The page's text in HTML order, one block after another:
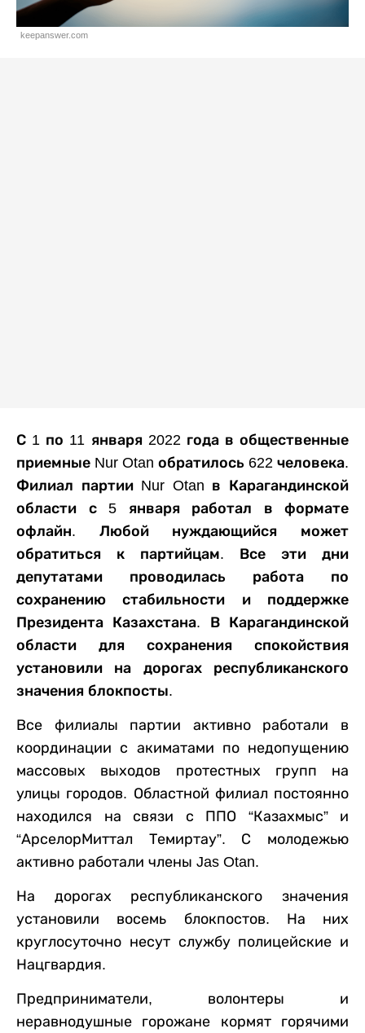
keepanswer.com
С 1 по 11 января 2022 года в общественные
приемные Nur Otan обратилось 622 человека.
Филиал партии Nur Otan в Карагандинской
области с 5 января работал в формате
офлайн. Любой нуждающийся может
обратиться к партийцам. Все эти дни
депутатами проводилась работа по
сохранению стабильности и поддержке
Президента Казахстана. В Карагандинской
области для сохранения спокойствия
установили на дорогах республиканского
значения блокпосты.
Все филиалы партии активно работали в
координации с акиматами по недопущению
массовых выходов протестных групп на
улицы городов. Областной филиал постоянно
находился на связи с ППО “Казахмыс” и
“АрселорМиттал Темиртау”. С молодежью
активно работали члены Jas Otan.
На дорогах республиканского значения
установили восемь блокпостов. На них
круглосуточно несут службу полицейские и
Нацгвардия.
Предприниматели, волонтеры и
неравнодушные горожане кормят горячими